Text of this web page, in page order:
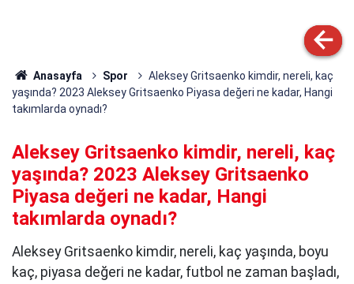
Anasayfa Spor
Aleksey Gritsaenko kimdir, nereli, kaç
yaşında? 2023 Aleksey Gritsaenko Piyasa değeri ne kadar, Hangi
takımlarda oynadı?
Aleksey Gritsaenko kimdir, nereli, kaç
yaşında? 2023 Aleksey Gritsaenko
Piyasa değeri ne kadar, Hangi
takımlarda oynadı?
Aleksey Gritsaenko kimdir, nereli, kaç yaşında, boyu
kaç, piyasa değeri ne kadar, futbol ne zaman başladı,